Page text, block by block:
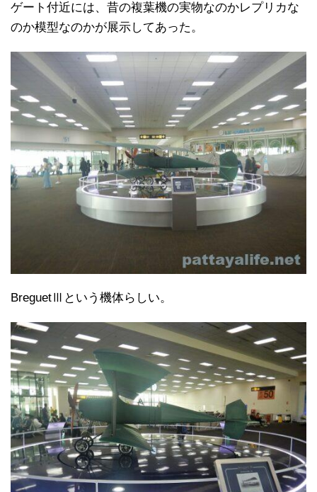
ゲート付近には、昔の複葉機の実物なのかレプリカな
のか模型なのかが展示してあった。
BreguetⅢという機体らしい。